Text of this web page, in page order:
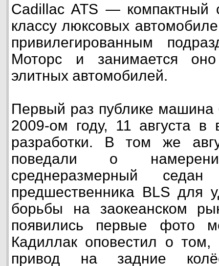
Cadillac ATS — компактный
классу люксовых
привилегированным
Моторс и занимается
элитных автомобилей.
Первый раз публике машина
2009-ом году, 11 августа в
разработки. В том же
поведали о
среднеразмерный
предшественника BLS для
борьбы на заокеанском
появились первые фото
Кадиллак оповестил о
привод на задние